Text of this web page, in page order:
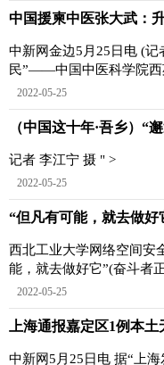
中国援柬中医张大武：
中新网金边5月25日电 (
民”——中国中医科学院西
是一把升华中柬医
2022-05-25
（中国这十年·吾乡）“
记者 李江宁 摄 " >
2022-05-25
“但凡有可能，就去做好
西北工业大学网络空间
能，就去做好它”(奋斗者
院，党总支书记王
2022-05-25
中新网5月25日电 据“上